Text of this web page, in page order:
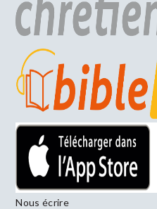
Nous écrire